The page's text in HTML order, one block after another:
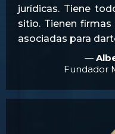
jurídicas. Tiene
sitio. Tienen
asociadas para
—
Fundador